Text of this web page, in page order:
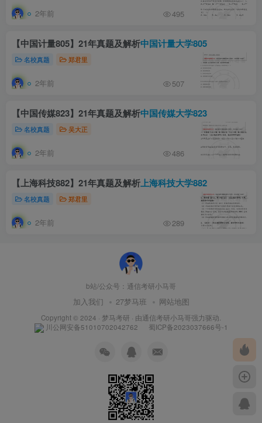
2年前 495
【中国计量805】21年真题及解析中国计量大学805
名校真题 郑君里
2年前 507
【中国传媒823】21年真题及解析中国传媒大学823
名校真题 吴大正
2年前 486
【上海科技882】21年真题及解析上海科技大学882
名校真题 郑君里
2年前 289
b站/公众号：通信考研小马哥
加入我们 27梦马班 网站地图
Copyright © 2024 · 梦马考研 · 由通信考研小马哥强力驱动.
川公网安备51010702042762
蜀ICP备2023037666号-1